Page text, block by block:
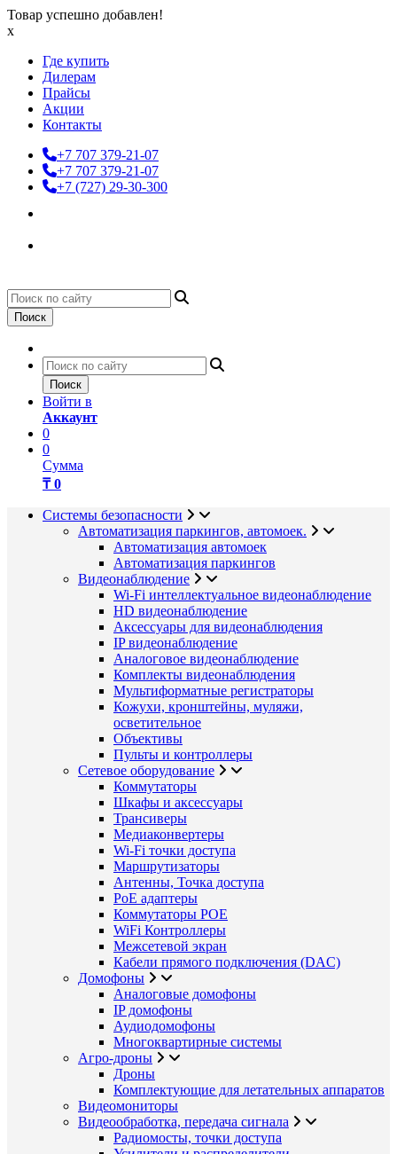
Товар успешно добавлен!
x
Где купить
Дилерам
Прайсы
Акции
Контакты
+7 707 379-21-07
+7 707 379-21-07
+7 (727) 29-30-300
Поиск
Поиск
Войти в
Аккаунт
0
0
Сумма
₸ 0
Системы безопасности
Автоматизация паркингов, автомоек.
Автоматизация автомоек
Автоматизация паркингов
Видеонаблюдение
Wi-Fi интеллектуальное видеонаблюдение
HD видеонаблюдение
Аксессуары для видеонаблюдения
IP видеонаблюдение
Аналоговое видеонаблюдение
Комплекты видеонаблюдения
Мультиформатные регистраторы
Кожухи, кронштейны, муляжи,
осветительное
Объективы
Пульты и контроллеры
Сетевое оборудование
Коммутаторы
Шкафы и аксессуары
Трансиверы
Медиаконвертеры
Wi-Fi точки доступа
Маршрутизаторы
Антенны, Точка доступа
PoE адаптеры
Коммутаторы POE
WiFi Контроллеры
Межсетевой экран
Кабели прямого подключения (DAC)
Домофоны
Аналоговые домофоны
IP домофоны
Аудиодомофоны
Многоквартирные системы
Агро-дроны
Дроны
Комплектующие для летательных аппаратов
Видеомониторы
Видеообработка, передача сигнала
Радиомосты, точки доступа